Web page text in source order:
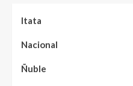
Itata
Nacional
Ñuble